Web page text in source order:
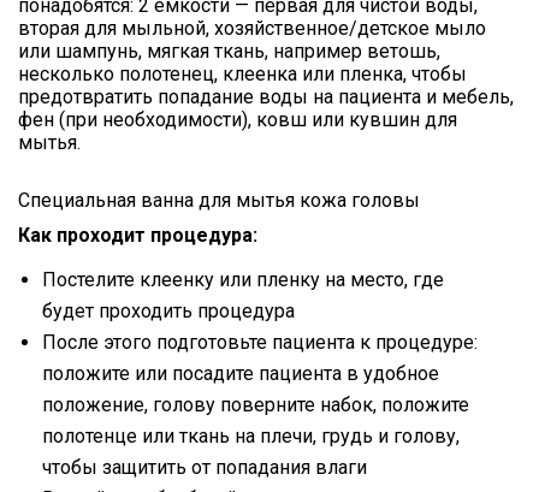
понадобятся: 2 емкости — первая для чистой воды,
вторая для мыльной, хозяйственное/детское мыло
или шампунь, мягкая ткань, например ветошь,
несколько полотенец, клеенка или пленка, чтобы
предотвратить попадание воды на пациента и мебель,
фен (при необходимости), ковш или кувшин для
мытья.
Специальная ванна для мытья кожа головы
Как проходит процедура:
Постелите клеенку или пленку на место, где
будет проходить процедура
После этого подготовьте пациента к процедуре:
положите или посадите пациента в удобное
положение, голову поверните набок, положите
полотенце или ткань на плечи, грудь и голову,
чтобы защитить от попадания влаги